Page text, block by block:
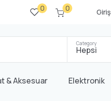
0 0 Giriş
Category
Hepsi
& Aksesuar Elektronik